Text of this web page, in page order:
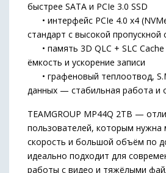
быстрее SATA и PCIe 3.0 SSD
• интерфейс PCIe 4.0 x4
стандарт с высокой пропускной
• память 3D QLC + SLC
ёмкость и ускорение записи
• графеновый теплоотвод,
данных — стабильная работа и
TEAMGROUP MP44Q 2TB —
пользователей, которым нужна
скорость и большой объём по
идеально подходит для
работы с видео и тяжёлыми